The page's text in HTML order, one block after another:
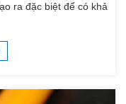
ra đặc biệt để có khả